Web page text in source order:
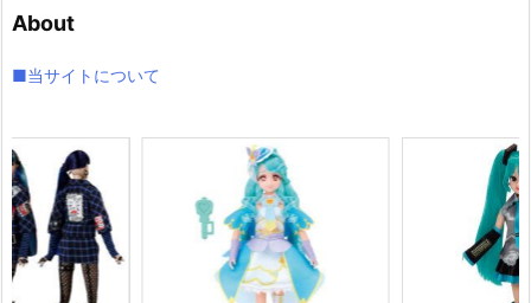
ブ
About
■当サイトについて